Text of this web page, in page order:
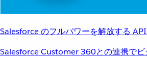
Salesforce のフルパワーを解放する
Salesforce Customer 360との連携で